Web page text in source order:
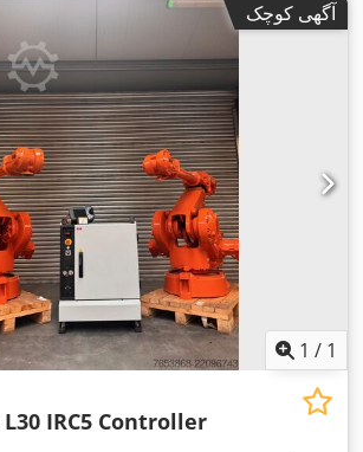
آگهی کوچک
1 / 1
L30 IRC5 Controller